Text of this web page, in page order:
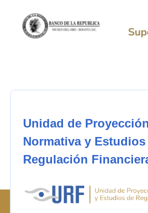
Unidad de
Normativa y Estudios
Regulación